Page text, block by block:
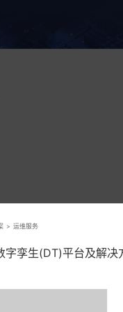
> 运维服务
字孪生(DT)平台及解决